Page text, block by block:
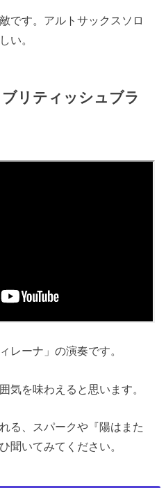
です。アルトサックスソロ
い。
リティッシュブラ
レーナ」の演奏です。
気を味わえると思います。
る、スパークや『陽はまた
聞いてみてください。